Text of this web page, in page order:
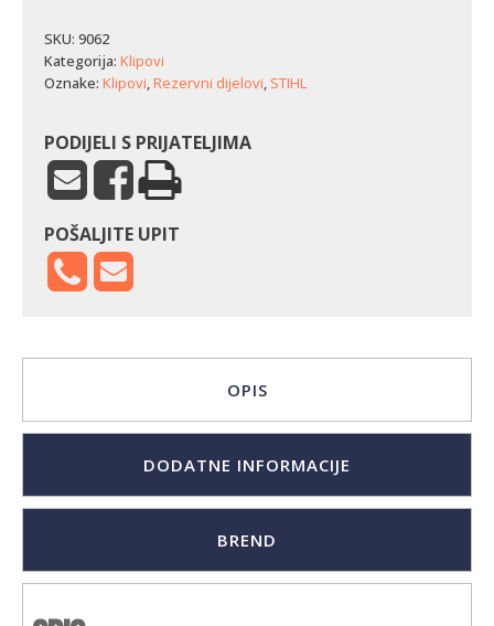
SKU: 9062
Kategorija: Klipovi
Oznake: Klipovi,Rezervni dijelovi, STIHL
PODIJELI S PRIJATELJIMA
POŠALJITE UPIT
OPIS
DODATNE INFORMACIJE
BREND